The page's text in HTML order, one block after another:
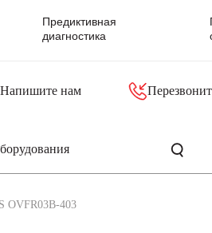
Предиктивная
диагностика
Напишите нам
OVFR03B-403